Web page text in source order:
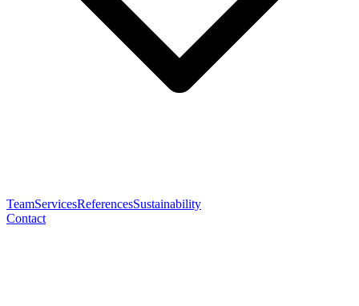
TeamServicesReferencesSustainability
Contact